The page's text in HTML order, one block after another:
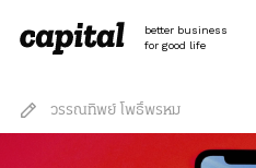
content
better business
for good life
วรรณทิพย์ โพธิ์พรหม